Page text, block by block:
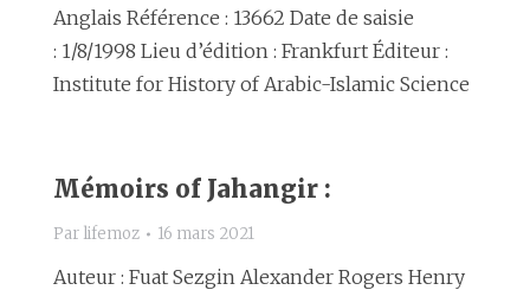
Anglais Référence : 13662 Date de saisie
: 1/8/1998 Lieu d’édition : Frankfurt Éditeur :
Institute for History of Arabic-Islamic Science
Mémoirs of Jahangir :
Par lifemoz 16 mars 2021
Auteur : Fuat Sezgin Alexander Rogers Henry